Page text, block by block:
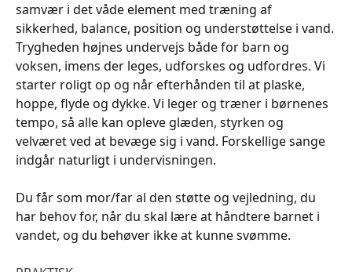
samvær i det våde element med træning af
sikkerhed, balance, position og understøttelse i vand.
Trygheden højnes undervejs både for barn og
voksen, imens der leges, udforskes og udfordres. Vi
starter roligt op og når efterhånden til at plaske,
hoppe, flyde og dykke. Vi leger og træner i børnenes
tempo, så alle kan opleve glæden, styrken og
velværet ved at bevæge sig i vand. Forskellige sange
indgår naturligt i undervisningen.
Du får som mor/far al den støtte og vejledning, du
har behov for, når du skal lære at håndtere barnet i
vandet, og du behøver ikke at kunne svømme.